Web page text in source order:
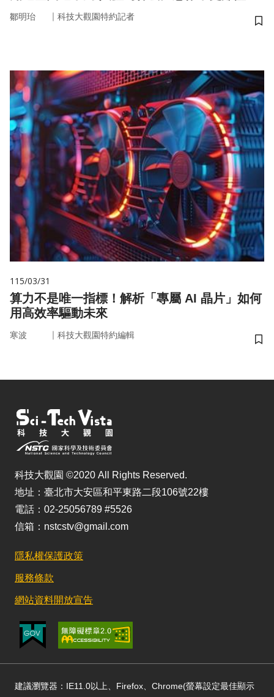
鄒明珆 ｜ 科技大觀園特約記者
儲
115/03/31
算力不是唯一指標！解析「專屬 AI 晶片」如何
用高效率驅動未來
寒波 ｜ 科技大觀園特約編輯
儲
科技大觀園 ©2020 All Rights Reserved.
地址：臺北市大安區和平東路二段106號22樓
電話：02-25056789 #5526
信箱：nstcstv@gmail.com
隱私權保護政策
服務條款
網站資料開放宣告
建議瀏覽器：IE11.0以上、Firefox、Chrome(螢幕設定最佳顯示